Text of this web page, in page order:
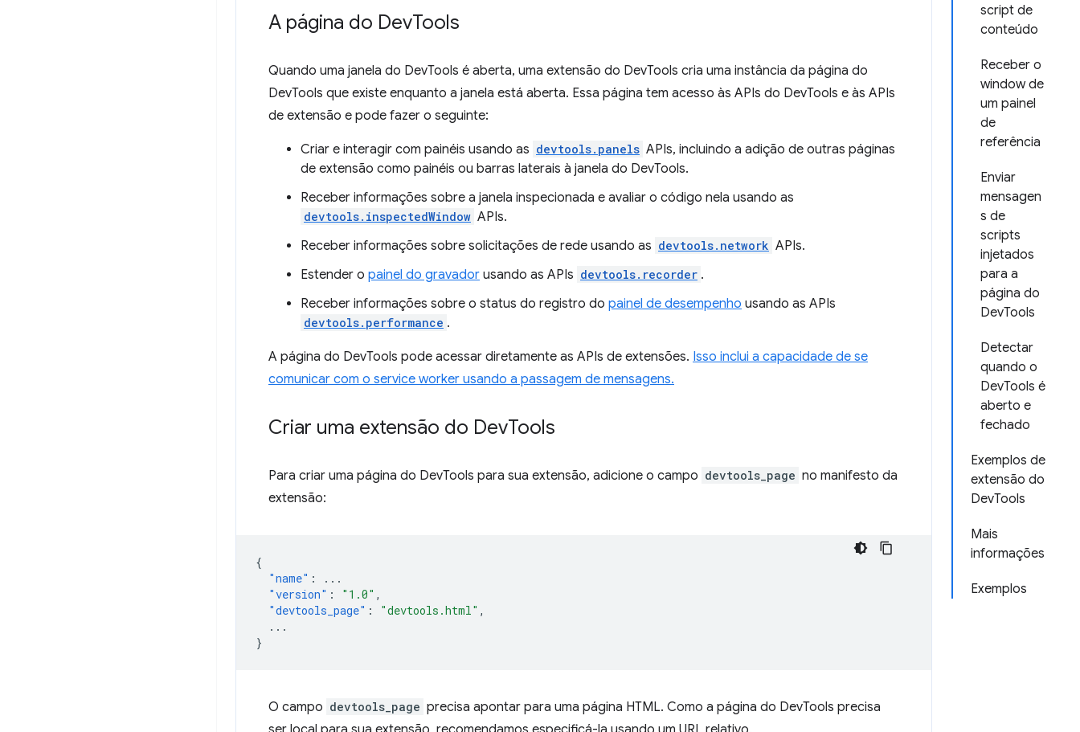
script de
conteúdo
Receber o
window de
um painel
de
referência
Enviar
mensagen
s de
scripts
injetados
para a
página do
DevTools
Detectar
quando o
DevTools é
aberto e
fechado
Exemplos de
extensão do
DevTools
Mais
informações
Exemplos
A página do DevTools
Quando uma janela do DevTools é aberta, uma extensão do DevTools cria uma instância da página do
DevTools que existe enquanto a janela está aberta. Essa página tem acesso às APIs do DevTools e às APIs
de extensão e pode fazer o seguinte:
Criar e interagir com painéis usando as devtools.panels APIs, incluindo a adição de outras páginas
de extensão como painéis ou barras laterais à janela do DevTools.
Receber informações sobre a janela inspecionada e avaliar o código nela usando as
devtools.inspectedWindow APIs.
Receber informações sobre solicitações de rede usando as devtools.network APIs.
Estender o painel do gravador usando as APIs devtools.recorder .
Receber informações sobre o status do registro do painel de desempenho usando as APIs
devtools.performance .
A página do DevTools pode acessar diretamente as APIs de extensões. Isso inclui a capacidade de se
comunicar com o service worker usando a passagem de mensagens.
Criar uma extensão do DevTools
Para criar uma página do DevTools para sua extensão, adicione o campo devtools_page no manifesto da
extensão:
{
"name" :
...
"version" : "1.0" ,
"devtools_page" : "devtools.html" ,
...
}
O campo devtools_page precisa apontar para uma página HTML. Como a página do DevTools precisa